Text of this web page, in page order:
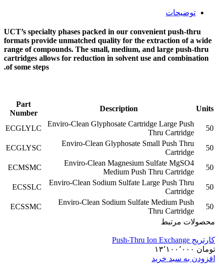
توضیحات
UCT’s specialty phases packed in our convenient push-thru
formats provide unmatched quality for the extraction of a wide
range of compounds. The small, medium, and large push-thru
cartridges allows for reduction in solvent use and combination
of some steps.
Units
Description
Part
Number
50
Enviro-Clean Glyphosate Cartridge Large Push
Thru Cartridge
ECGLYLC
50
Enviro-Clean Glyphosate Small Push Thru
Cartridge
ECGLYSC
50
Enviro-Clean Magnesium Sulfate MgSO4
Medium Push Thru Cartridge
ECMSMC
50
Enviro-Clean Sodium Sulfate Large Push Thru
Cartridge
ECSSLC
50
Enviro-Clean Sodium Sulfate Medium Push
Thru Cartridge
ECSSMC
محصولات مرتبط
کارتریج Push-Thru Ion Exchange
تومان
افزودن به سبد خرید